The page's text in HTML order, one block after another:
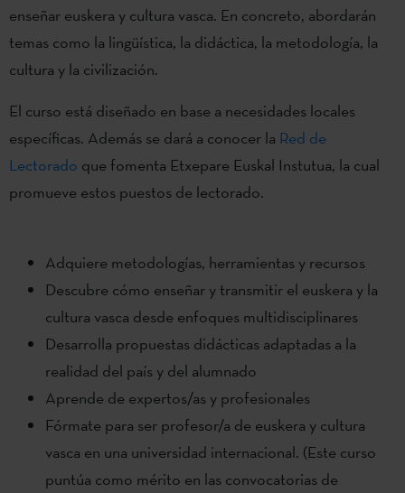
enseñar euskera y cultura vasca. En concreto, abordarán
temas como la lingüística, la didáctica, la metodología, la
cultura y la civilización.
El curso está diseñado en base a necesidades locales
específicas. Además se dará a conocer la Red de
Lectorado que fomenta Etxepare Euskal Instutua, la cual
promueve estos puestos de lectorado.
Adquiere metodologías, herramientas y recursos
Descubre cómo enseñar y transmitir el euskera y la
cultura vasca desde enfoques multidisciplinares
Desarrolla propuestas didácticas adaptadas a la
realidad del país y del alumnado
Aprende de expertos/as y profesionales
Fórmate para ser profesor/a de euskera y cultura
vasca en una universidad internacional. (Este curso
puntúa como mérito en las convocatorias de